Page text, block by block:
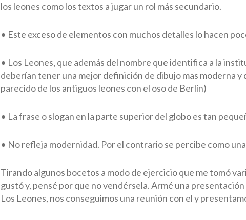
los leones como los textos a jugar un rol más secundario.
• Este exceso de elementos con muchos detalles lo hacen
• Los Leones, que además del nombre que identifica a la
deberían tener una mejor definición de dibujo mas moderna
parecido de los antiguos leones con el oso de Berlín)
• La frase o slogan en la parte superior del globo es tan
• No refleja modernidad. Por el contrario se percibe como
Tirando algunos bocetos a modo de ejercicio que me tomó
gustó y, pensé por que no vendérsela. Armé una
Los Leones, nos conseguimos una reunión con el y